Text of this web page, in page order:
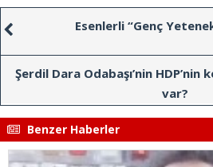
Esenlerli “Genç
Şerdil Dara Odabaşı’nin
var?
Benzer Haberler